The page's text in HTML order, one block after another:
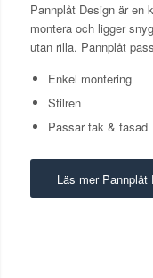
Pannplåt Design är en
montera och ligger
utan rilla. Pannplåt
Enkel montering
Stilren
Passar tak & fasad
Läs mer Pannplåt